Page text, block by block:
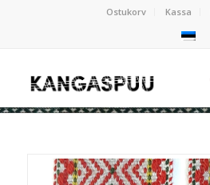
Ostukorv Kassa